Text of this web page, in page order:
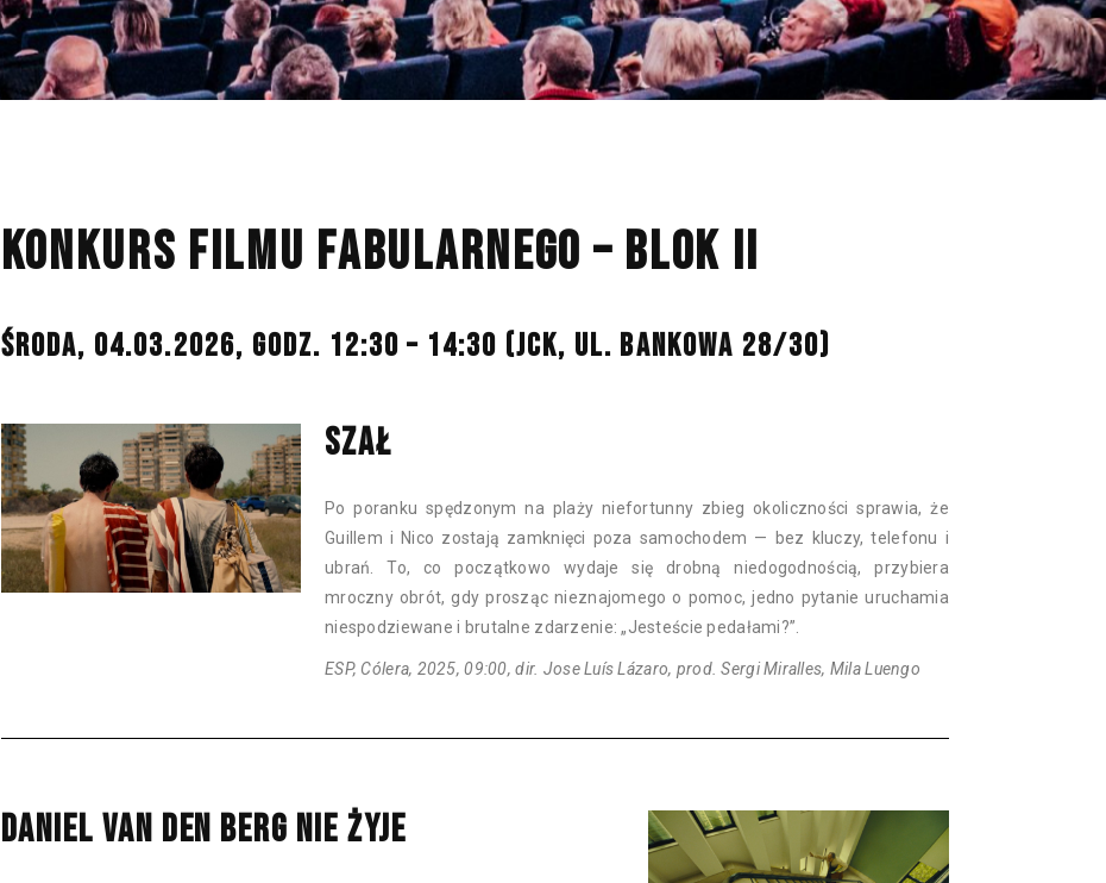
NAN
KONKURS FILMU FABULARNEGO – BLOK II
ŚRODA, 04.03.2026, GODZ. 12:30 – 14:30 (JCK, UL. BANKOWA 28/30)
SZAŁ
Po poranku spędzonym na plaży niefortunny zbieg okoliczności sprawia, że
Guillem i Nico zostają zamknięci poza samochodem — bez kluczy, telefonu i
ubrań. To, co początkowo wydaje się drobną niedogodnością, przybiera
mroczny obrót, gdy prosząc nieznajomego o pomoc, jedno pytanie uruchamia
niespodziewane i brutalne zdarzenie: „Jesteście pedałami?”.
ESP, Cólera, 2025, 09:00, dir. Jose Luís Lázaro, prod. Sergi Miralles, Mila Luengo
DANIEL VAN DEN BERG NIE ŻYJE